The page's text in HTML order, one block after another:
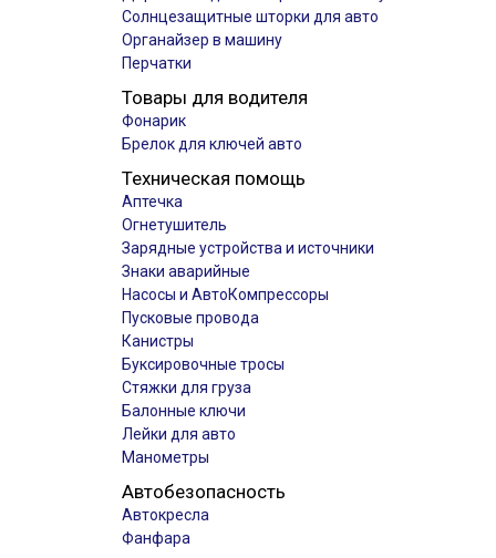
Солнцезащитные шторки для авто
Органайзер в машину
Перчатки
Товары для водителя
Фонарик
Брелок для ключей авто
Техническая помощь
Аптечка
Огнетушитель
Зарядные устройства и источники
Знаки аварийные
Насосы и АвтоКомпрессоры
Пусковые провода
Канистры
Буксировочные тросы
Стяжки для груза
Балонные ключи
Лейки для авто
Манометры
Автобезопасность
Автокресла
Фанфара